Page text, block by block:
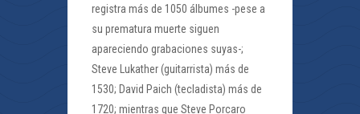
registra más de 1050 álbumes -pese a
su prematura muerte siguen
apareciendo grabaciones suyas-;
Steve Lukather (guitarrista) más de
1530; David Paich (tecladista) más de
1720; mientras que Steve Porcaro